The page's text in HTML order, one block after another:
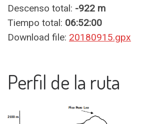
Descenso total: -922 m
Tiempo total: 06:52:00
Download file: 20180915.gpx
Perfil de la ruta